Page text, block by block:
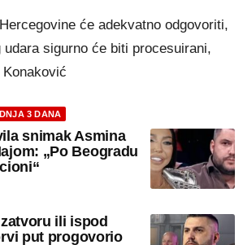
će adekvatno odgovoriti,
sigurno će biti procesuirani,
3 DANA
snimak Asmina
„Po Beogradu
ili ispod
put progovorio